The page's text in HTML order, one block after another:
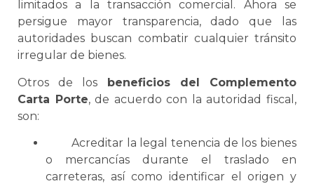
limitados a la transacción comercial. Ahora se
persigue mayor transparencia, dado que las
autoridades buscan combatir cualquier tránsito
irregular de bienes.
Otros de los beneficios del Complemento
Carta Porte, de acuerdo con la autoridad fiscal,
son:
Acreditar la legal tenencia de los bienes
o mercancías durante el traslado en
carreteras, así como identificar el origen y